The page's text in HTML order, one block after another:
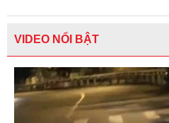
VIDEO NỔI BẬT